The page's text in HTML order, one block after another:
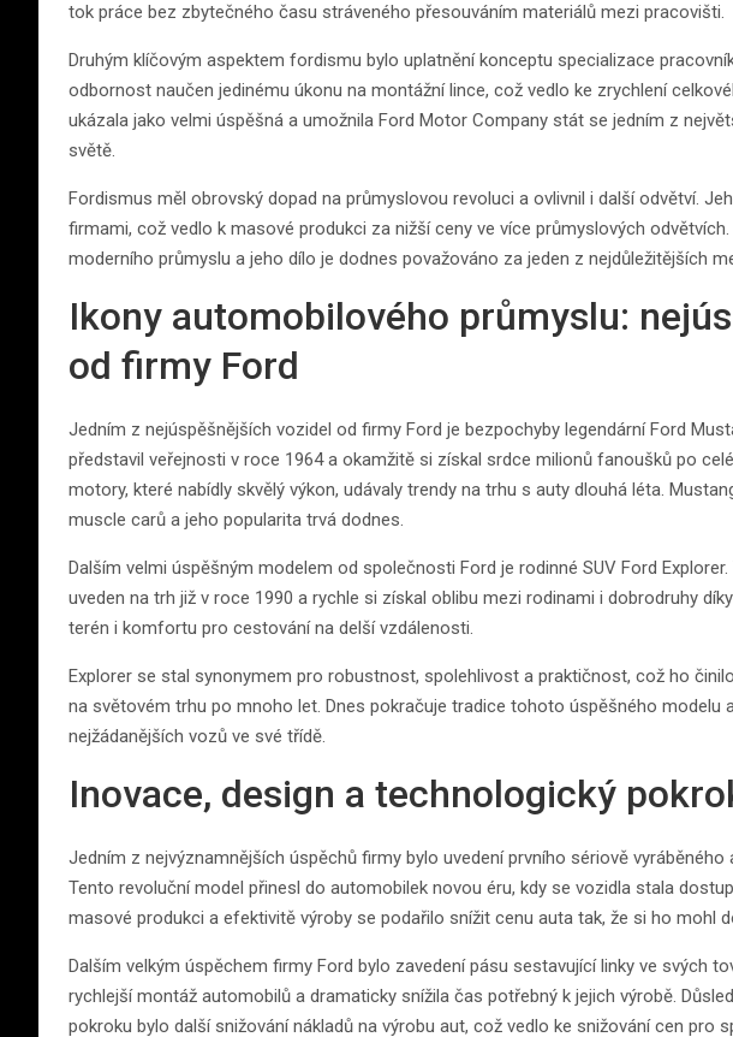
tok práce bez zbytečného času stráveného přesouváním materiálů mezi pracovišti.
Druhým klíčovým aspektem fordismu bylo uplatnění konceptu specializace
odbornost naučen jedinému úkonu na montážní lince, což vedlo ke zrychlení
ukázala jako velmi úspěšná a umožnila Ford Motor Company stát se jedním z
světě.
Fordismus měl obrovský dopad na průmyslovou revoluci a ovlivnil i další odvětví.
firmami, což vedlo k masové produkci za nižší ceny ve více průmyslových
moderního průmyslu a jeho dílo je dodnes považováno za jeden z nejdůležitějších
Ikony automobilového průmyslu:
od firmy Ford
Jedním z nejúspěšnějších vozidel od firmy Ford je bezpochyby legendární Ford
představil veřejnosti v roce 1964 a okamžitě si získal srdce milionů fanoušků po
motory, které nabídly skvělý výkon, udávaly trendy na trhu s auty dlouhá léta.
muscle carů a jeho popularita trvá dodnes.
Dalším velmi úspěšným modelem od společnosti Ford je rodinné SUV Ford
uveden na trh již v roce 1990 a rychle si získal oblibu mezi rodinami i dobrodruhy
terén i komfortu pro cestování na delší vzdálenosti.
Explorer se stal synonymem pro robustnost, spolehlivost a praktičnost, což ho
na světovém trhu po mnoho let. Dnes pokračuje tradice tohoto úspěšného modelu
nejžádanějších vozů ve své třídě.
Inovace, design a technologický
Jedním z nejvýznamnějších úspěchů firmy bylo uvedení prvního sériově
Tento revoluční model přinesl do automobilek novou éru, kdy se vozidla stala
masové produkci a efektivitě výroby se podařilo snížit cenu auta tak, že si ho mohl
Dalším velkým úspěchem firmy Ford bylo zavedení pásu sestavující linky ve svých
rychlejší montáž automobilů a dramaticky snížila čas potřebný k jejich výrobě.
pokroku bylo další snižování nákladů na výrobu aut, což vedlo ke snižování cen pro